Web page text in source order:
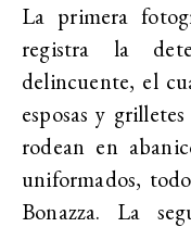
La primera
registra la
delincuente, el
esposas y
rodean en
uniformados,
Bonazza. La